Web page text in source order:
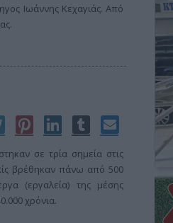
Ιωάννης Κεχαγιάς. Από
σε τρία σημεία στις
βρέθηκαν πάνω από 500
(εργαλεία) της μέσης
χρόνια.